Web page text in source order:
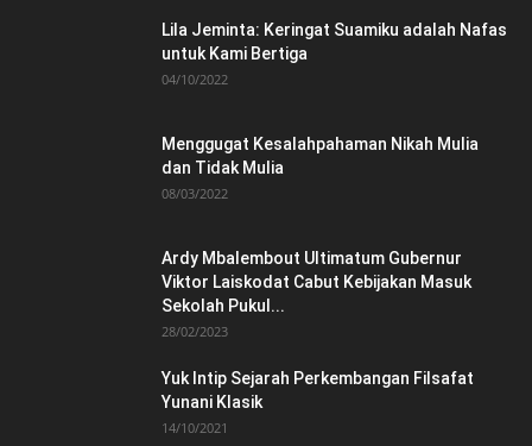
Lila Jeminta: Keringat Suamiku adalah Nafas
untuk Kami Bertiga
04/10/2022
Menggugat Kesalahpahaman Nikah Mulia
dan Tidak Mulia
08/03/2022
Ardy Mbalembout Ultimatum Gubernur
Viktor Laiskodat Cabut Kebijakan Masuk
Sekolah Pukul...
28/02/2023
Yuk Intip Sejarah Perkembangan Filsafat
Yunani Klasik
14/10/2021